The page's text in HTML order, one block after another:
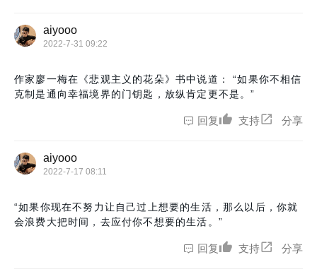
aiyooo
2022-7-31 09:22
作家廖一梅在《悲观主义的花朵》书中说道： “如果你不相信
克制是通向幸福境界的门钥匙，放纵肯定更不是。”
回复 支持 分享
aiyooo
2022-7-17 08:11
“如果你现在不努力让自己过上想要的生活，那么以后，你就
会浪费大把时间，去应付你不想要的生活。”
回复 支持 分享